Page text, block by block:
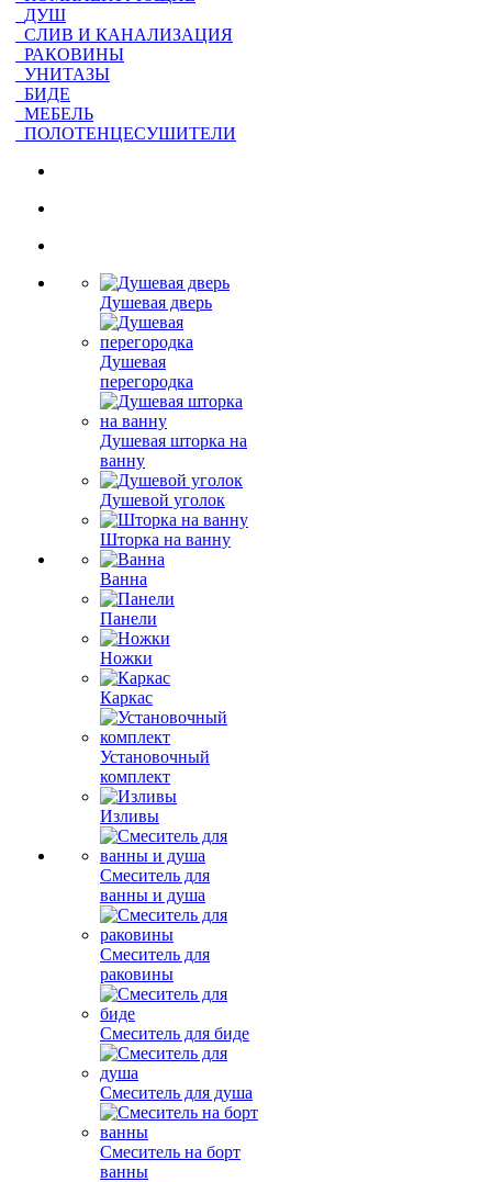
ДУШ
СЛИВ И КАНАЛИЗАЦИЯ
РАКОВИНЫ
УНИТАЗЫ
БИДЕ
МЕБЕЛЬ
ПОЛОТЕНЦЕСУШИТЕЛИ
Душевая дверь
Душевая
перегородка
Душевая шторка на
ванну
Душевой уголок
Шторка на ванну
Ванна
Панели
Ножки
Каркас
Установочный
комплект
Изливы
Смеситель для
ванны и душа
Смеситель для
раковины
Смеситель для биде
Смеситель для душа
Смеситель на борт
ванны